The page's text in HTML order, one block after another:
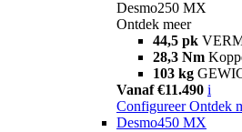
Desmo250 MX
Ontdek meer
44,5 pk
28,3 Nm
103 kg
Vanaf €11.490 i
Configureer Ontdek
Desmo450 MX